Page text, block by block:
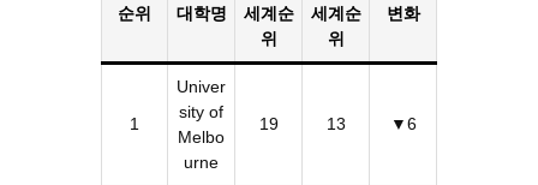
순위 대학명
세계순
위
세계순
위
변화
1
Univer
sity of
Melbo
urne
19 13 ▼6